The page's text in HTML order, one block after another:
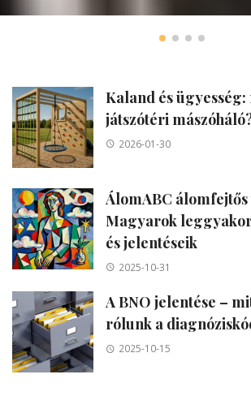
Kaland és
játszótéri
2026-01-30
ÁlomABC
Magyarok
és jelentéseik
2025-10-31
A BNO jelentése –
rólunk a
2025-10-15